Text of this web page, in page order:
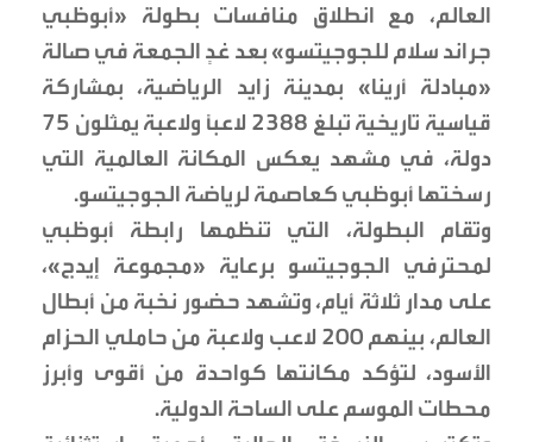
العالم، مع انطلاق منافسات بطولة «أبوظبي
جراند سلام للجوجيتسو» بعد غدٍ الجمعة في صالة
«مبادلة أرينا» بمدينة زايد الرياضية، بمشاركة
قياسية تاريخية تبلغ 2388 لاعباً ولاعبة يمثلون 75
دولة، في مشهد يعكس المكانة العالمية التي
رسختها أبوظبي كعاصمة لرياضة الجوجيتسو.
وتقام البطولة، التي تنظمها رابطة أبوظبي
لمحترفي الجوجيتسو برعاية «مجموعة إيدج»،
على مدار ثلاثة أيام، وتشهد حضور نخبة من أبطال
العالم، بينهم 200 لاعب ولاعبة من حاملي الحزام
الأسود، لتؤكد مكانتها كواحدة من أقوى وأبرز
محطات الموسم على الساحة الدولية.